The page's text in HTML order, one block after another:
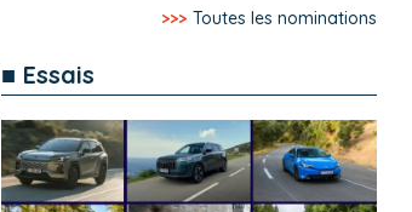
>>> Toutes les nominations
■ Essais